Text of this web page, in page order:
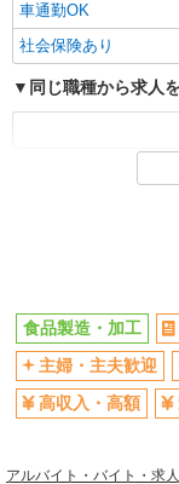
車通勤OK
社会保険あり
同じ職種から求人
同じ特徴から求人
食品製造・加工
主婦・主夫歓迎
高収入・高額
アルバイト・バイト・求